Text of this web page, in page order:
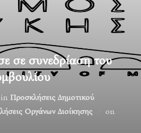
σε συνεδρίαση του
in Προσκλήσεις Δημοτικού
Οργάνων Διοίκησης on